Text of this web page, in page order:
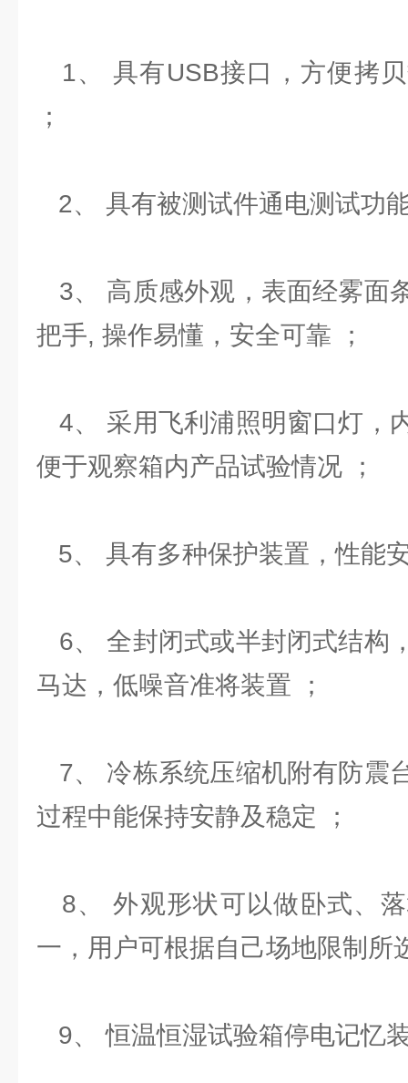
1、 具有USB接口，方便拷
；
2、 具有被测试件通电测试功
3、 高质感外观，表面经雾面
把手, 操作易懂，安全可靠 ；
4、 采用飞利浦照明窗口灯，
便于观察箱内产品试验情况 ；
5、 具有多种保护装置，性能
6、 全封闭式或半封闭式结构
马达，低噪音准将装置 ；
7、 冷栋系统压缩机附有防震
过程中能保持安静及稳定 ；
8、 外观形状可以做卧式、
一，用户可根据自己场地限制所
9、 恒温恒湿试验箱停电记忆